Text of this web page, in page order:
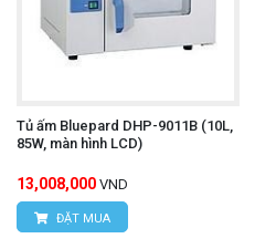
Tủ ấm Bluepard DHP-9011B (10L,
85W, màn hình LCD)
13,008,000 VND
ĐẶT MUA